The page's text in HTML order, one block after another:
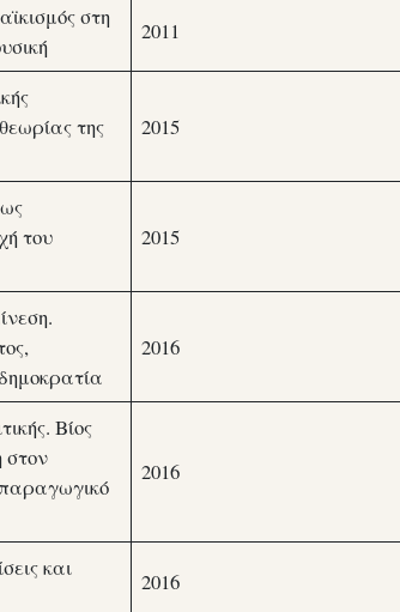
στη
2011
της
2015
του
2015
2016
Βίος
στον
2016
και
2016